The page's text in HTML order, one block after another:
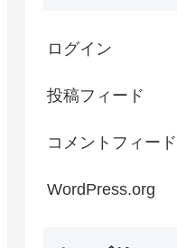
ログイン
投稿フィード
コメントフィード
WordPress.org